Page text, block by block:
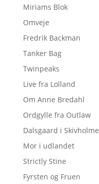
Miriams Blok
Omveje
Fredrik Backman
Tanker Bag
Twinpeaks
Live fra Lolland
Om Anne Bredahl
Ordgylle fra Outlaw
Dalsgaard i Skivholme
Mor i udlandet
Strictly Stine
Fyrsten og Fruen